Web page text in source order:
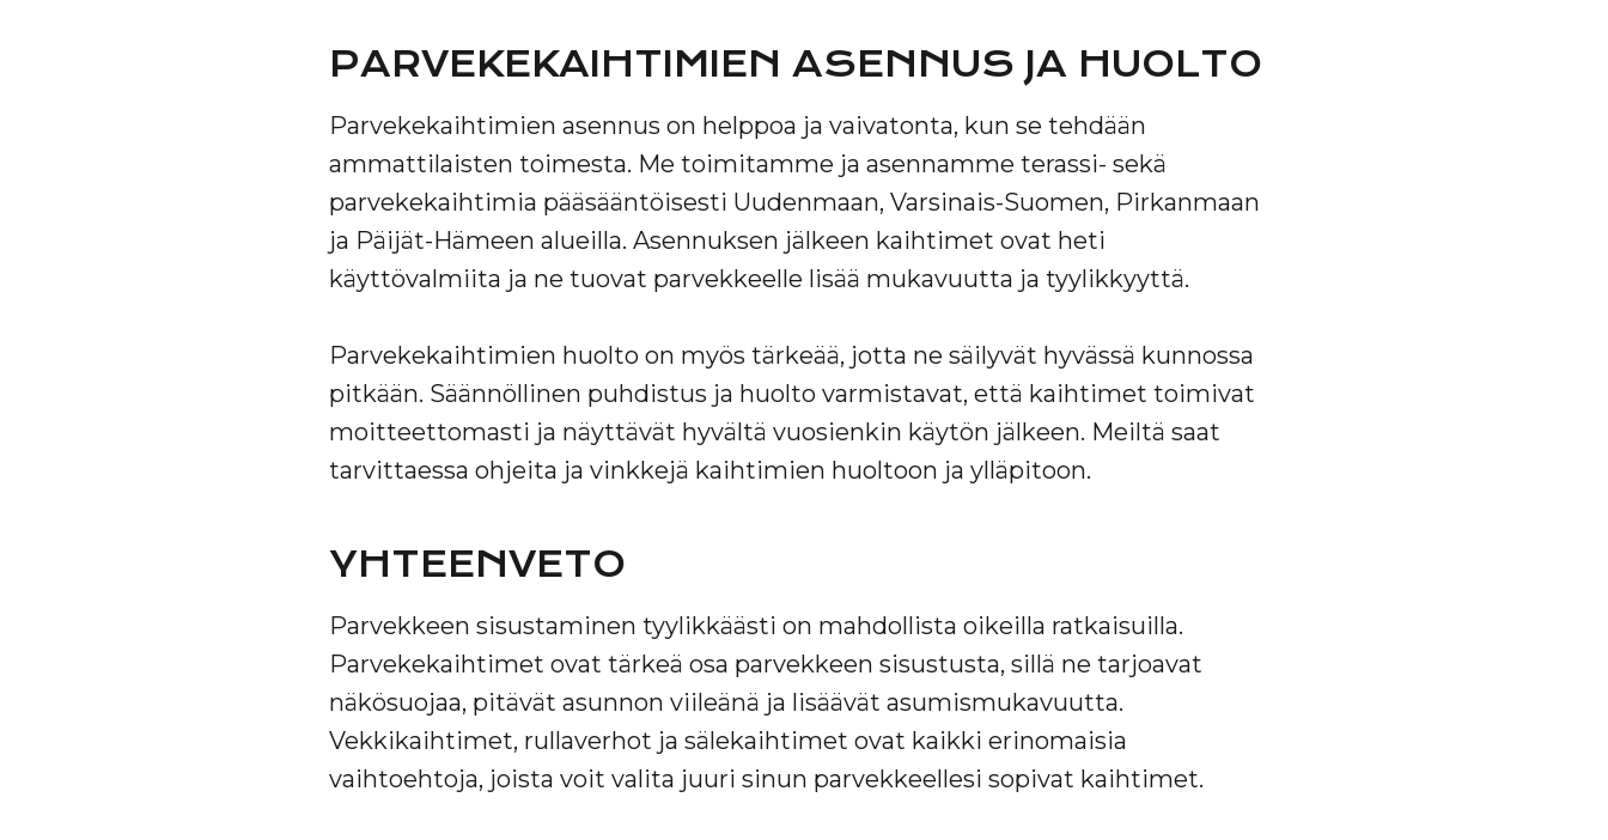
PARVEKEKAIHTIMIEN ASENNUS JA HUOLTO
Parvekekaihtimien asennus on helppoa ja vaivatonta, kun se tehdään
ammattilaisten toimesta. Me toimitamme ja asennamme terassi- sekä
parvekekaihtimia pääsääntöisesti Uudenmaan, Varsinais-Suomen, Pirkanmaan
ja Päijät-Hämeen alueilla. Asennuksen jälkeen kaihtimet ovat heti
käyttövalmiita ja ne tuovat parvekkeelle lisää mukavuutta ja tyylikkyyttä.
Parvekekaihtimien huolto on myös tärkeää, jotta ne säilyvät hyvässä kunnossa
pitkään. Säännöllinen puhdistus ja huolto varmistavat, että kaihtimet toimivat
moitteettomasti ja näyttävät hyvältä vuosienkin käytön jälkeen. Meiltä saat
tarvittaessa ohjeita ja vinkkejä kaihtimien huoltoon ja ylläpitoon.
YHTEENVETO
Parvekkeen sisustaminen tyylikkäästi on mahdollista oikeilla ratkaisuilla.
Parvekekaihtimet ovat tärkeä osa parvekkeen sisustusta, sillä ne tarjoavat
näkösuojaa, pitävät asunnon viileänä ja lisäävät asumismukavuutta.
Vekkikaihtimet, rullaverhot ja sälekaihtimet ovat kaikki erinomaisia
vaihtoehtoja, joista voit valita juuri sinun parvekkeellesi sopivat kaihtimet.